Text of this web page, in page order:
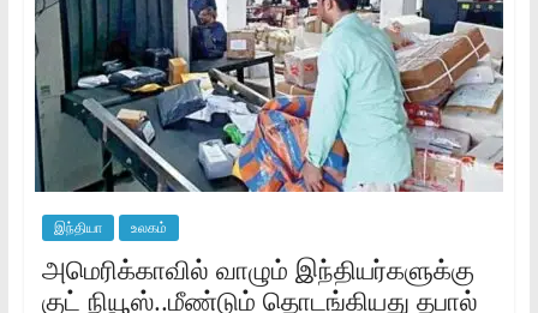
இந்தியா உலகம்
அமெரிக்காவில் வாழும் இந்தியர்களுக்கு
குட் நியூஸ்..மீண்டும் தொடங்கியது தபால்